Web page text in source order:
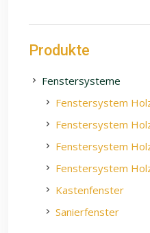
Produkte
Fenstersysteme
Fenstersystem
Fenstersystem
Fenstersystem
Fenstersystem
Kastenfenster
Sanierfenster